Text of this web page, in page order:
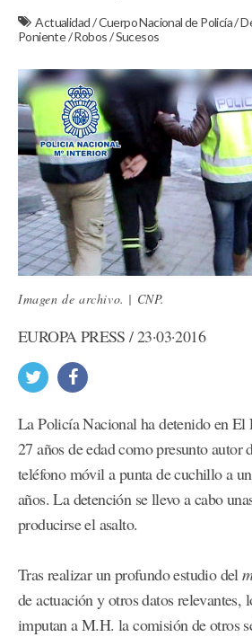
Actualidad/Cuerpo Nacional de Policía/
Poniente/Robos/Sucesos
Imagen de archivo. | CNP.
EUROPA PRESS / 23·03·2016
La Policía Nacional ha detenido en El
27 años de edad como presunto autor
teléfono móvil a punta de cuchillo a
años. La detención se llevo a cabo
producirse el asalto.
Tras realizar un profundo estudio del
de actuación y otros datos relevantes,
imputan a M.H. la comisión de otros